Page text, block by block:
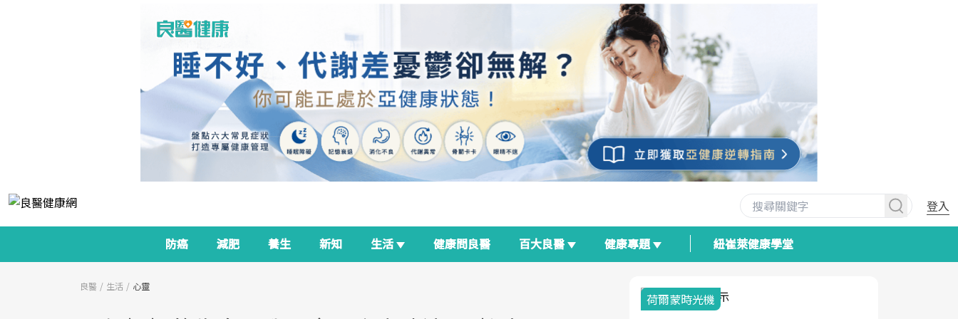
登入
防癌 減肥 養生 新知 生活 健康問良醫 百大良醫 健康專題 紐崔萊健康學堂
良醫 生活 心靈
荷爾蒙時光機